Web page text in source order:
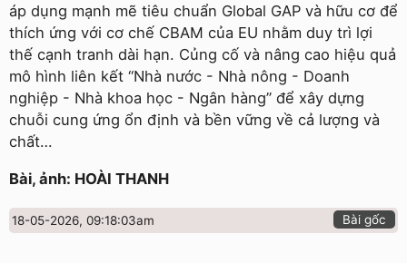
áp dụng mạnh mẽ tiêu chuẩn Global GAP và hữu cơ để
thích ứng với cơ chế CBAM của EU nhằm duy trì lợi
thế cạnh tranh dài hạn. Củng cố và nâng cao hiệu quả
mô hình liên kết “Nhà nước - Nhà nông - Doanh
nghiệp - Nhà khoa học - Ngân hàng” để xây dựng
chuỗi cung ứng ổn định và bền vững về cả lượng và
chất…
Bài, ảnh: HOÀI THANH
18-05-2026, 09:18:03am Bài gốc